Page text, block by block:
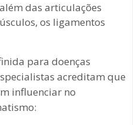
das articulações
os ligamentos
para doenças
acreditam que
influenciar no